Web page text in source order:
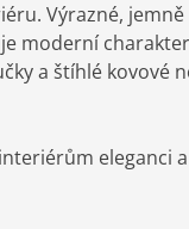
Výrazné, jemně
moderní
a štíhlé kovové
eleganci